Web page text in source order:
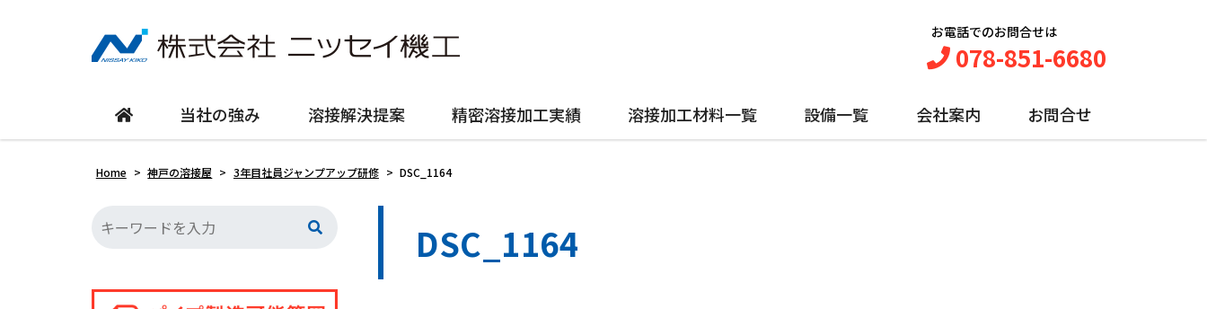
お電話でのお問合せは
078-851-6680
当社の強み 溶接解決提案 精密溶接加工実績 溶接加工材料一覧 設備一覧 会社案内 お問合せ
Home > 神戸の溶接屋 > 3年目社員ジャンプアップ研修 > DSC_1164
DSC_1164